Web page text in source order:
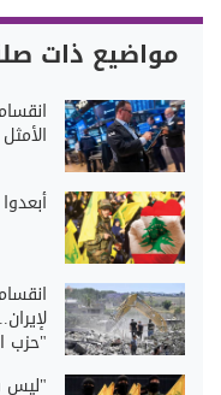
مواضيع ذات
"حزب
"ليس